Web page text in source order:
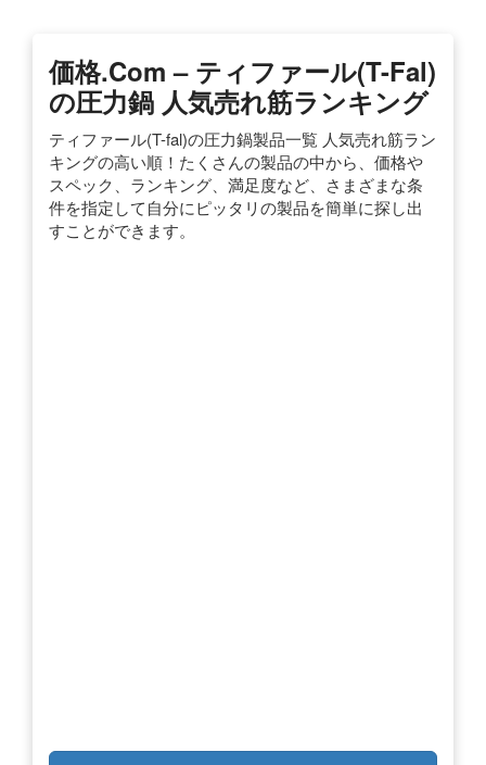
価格.com – ティファール(T-Fal)
の圧力鍋 人気売れ筋ランキング
ティファール(T-fal)の圧力鍋製品一覧 人気売れ筋ラン
キングの高い順！たくさんの製品の中から、価格や
スペック、ランキング、満足度など、さまざまな条
件を指定して自分にピッタリの製品を簡単に探し出
すことができます。